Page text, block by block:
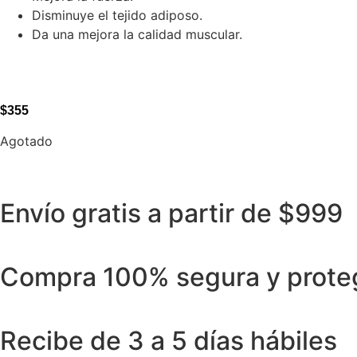
Disminuye el tejido adiposo.
Da una mejora la calidad muscular.
$355
Agotado
Envío gratis a partir de $999
Compra 100% segura y
Recibe de 3 a 5 días hábiles